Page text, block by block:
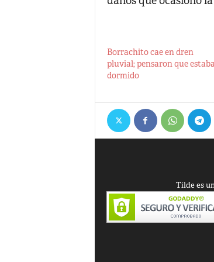
Borrachito cae en dren
pluvial; pensaron que
dormido
Tilde es